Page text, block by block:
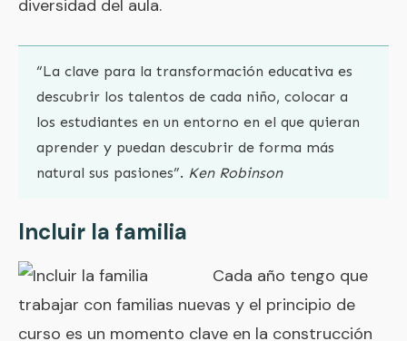
diversidad del aula.
“La clave para la transformación educativa es
descubrir los talentos de cada niño, colocar a
los estudiantes en un entorno en el que quieran
aprender y puedan descubrir de forma más
natural sus pasiones”. Ken Robinson
Incluir la familia
Cada año tengo que
trabajar con familias nuevas y el principio de
curso es un momento clave en la construcción